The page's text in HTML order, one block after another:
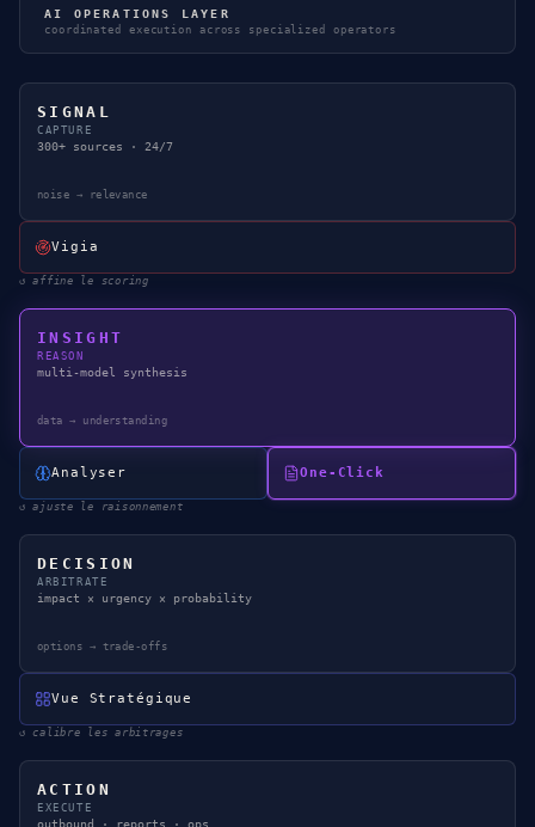
AI OPERATIONS LAYER
coordinated execution across specialized operators
SIGNAL
CAPTURE
300+ sources · 24/7
noise → relevance
Vigia
↺affine le scoring
INSIGHT
REASON
multi-model synthesis
data → understanding
Analyser One-Click
↺ajuste le raisonnement
DECISION
ARBITRATE
impact × urgency × probability
options → trade-offs
Vue Stratégique
↺ calibre les arbitrages
ACTION
EXECUTE
outbound · reports · ops